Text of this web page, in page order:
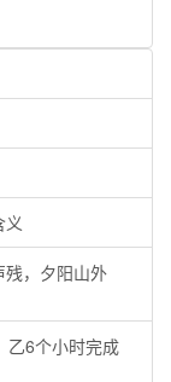
义
，夕阳山外
乙6个小时完成